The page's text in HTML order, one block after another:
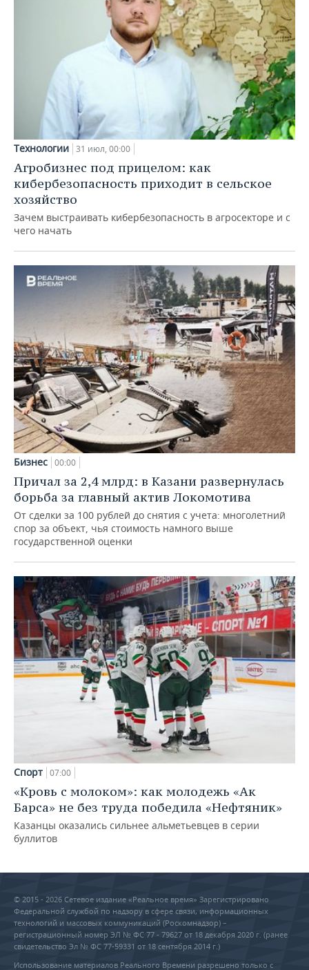
Технологии 31 июл, 00:00
Агробизнес под прицелом: как
кибербезопасность приходит в сельское
хозяйство
Зачем выстраивать кибербезопасность в агросекторе и с
чего начать
Бизнес 00:00
Причал за 2,4 млрд: в Казани развернулась
борьба за главный актив Локомотива
От сделки за 100 рублей до снятия с учета: многолетний
спор за объект, чья стоимость намного выше
государственной оценки
Спорт 07:00
«Кровь с молоком»: как молодежь «Ак
Барса» не без труда победила «Нефтяник»
Казанцы оказались сильнее альметьевцев в серии
буллитов
© 2015 - 2026 Сетевое издание «Реальное время» Зарегистрировано
Федеральной службой по надзору в сфере связи, информационных
технологий и массовых коммуникаций (Роскомнадзор) –
регистрационный номер ЭЛ № ФС 77 - 79627 от 18 декабря 2020 г. (ранее
свидетельство Эл № ФС 77-59331 от 18 сентября 2014 г.)
Использование материалов Реального Времени разрешено только с